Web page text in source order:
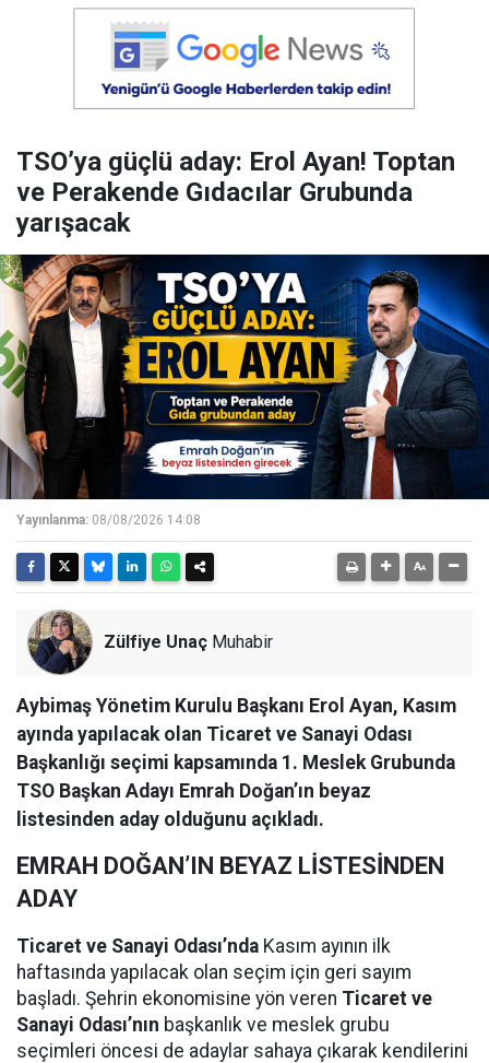
TSO’ya güçlü aday: Erol Ayan! Toptan
ve Perakende Gıdacılar Grubunda
yarışacak
Yayınlanma: 08/08/2026 14:08
Zülfiye Unaç Muhabir
Aybimaş Yönetim Kurulu Başkanı Erol Ayan, Kasım
ayında yapılacak olan Ticaret ve Sanayi Odası
Başkanlığı seçimi kapsamında 1. Meslek Grubunda
TSO Başkan Adayı Emrah Doğan’ın beyaz
listesinden aday olduğunu açıkladı.
EMRAH DOĞAN’IN BEYAZ LİSTESİNDEN
ADAY
Ticaret ve Sanayi Odası’nda Kasım ayının ilk
haftasında yapılacak olan seçim için geri sayım
başladı. Şehrin ekonomisine yön veren Ticaret ve
Sanayi Odası’nın başkanlık ve meslek grubu
seçimleri öncesi de adaylar sahaya çıkarak kendilerini